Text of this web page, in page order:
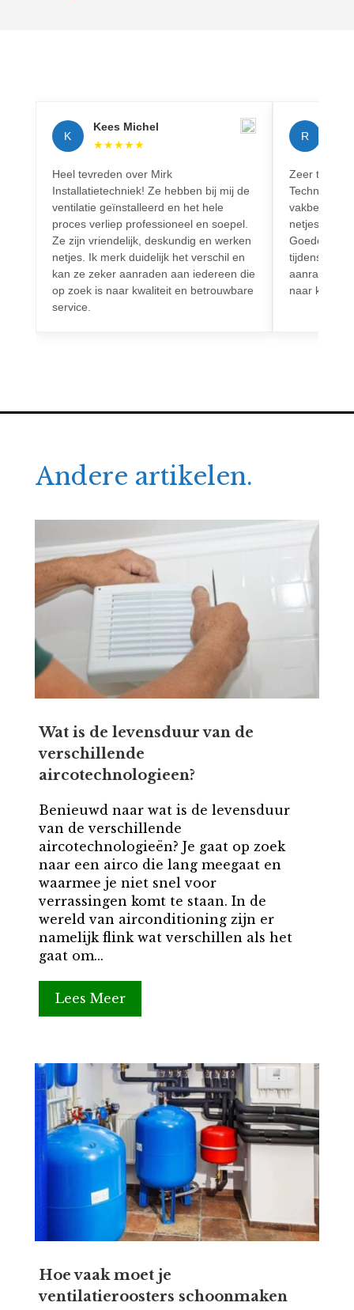
K
Kees Michel
★★★★★
Heel tevreden over Mirk
Installatietechniek! Ze hebben bij mij de
ventilatie geïnstalleerd en het hele
proces verliep professioneel en soepel.
Ze zijn vriendelijk, deskundig en werken
netjes. Ik merk duidelijk het verschil en
kan ze zeker aanraden aan iedereen die
op zoek is naar kwaliteit en betrouwbare
service.
R
Zeer
Techniek!
netjes en
Goede
tijdens het
aanrader
naar
Andere artikelen.
Wat is de levensduur van de
verschillende
aircotechnologieen?
Benieuwd naar wat is de levensduur
van de verschillende
aircotechnologieën? Je gaat op zoek
naar een airco die lang meegaat en
waarmee je niet snel voor
verrassingen komt te staan. In de
wereld van airconditioning zijn er
namelijk flink wat verschillen als het
gaat om...
Lees Meer
Hoe vaak moet je
ventilatieroosters schoonmaken